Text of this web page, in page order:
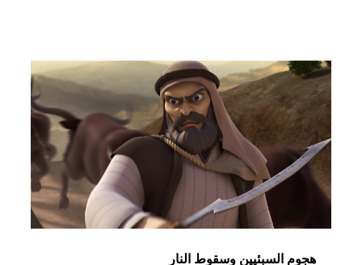
هجوم السبئيين وسقوط النار